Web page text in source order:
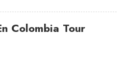
Colombia Tour